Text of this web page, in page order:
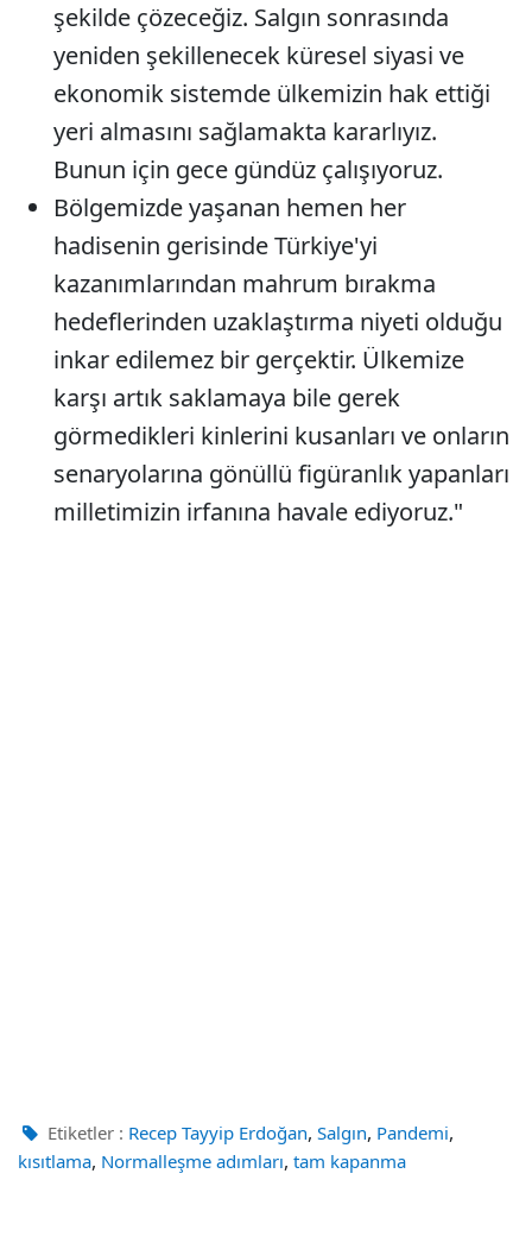
şekilde çözeceğiz. Salgın sonrasında
yeniden şekillenecek küresel siyasi ve
ekonomik sistemde ülkemizin hak ettiği
yeri almasını sağlamakta kararlıyız.
Bunun için gece gündüz çalışıyoruz.
Bölgemizde yaşanan hemen her
hadisenin gerisinde Türkiye'yi
kazanımlarından mahrum bırakma
hedeflerinden uzaklaştırma niyeti olduğu
inkar edilemez bir gerçektir. Ülkemize
karşı artık saklamaya bile gerek
görmedikleri kinlerini kusanları ve onların
senaryolarına gönüllü figüranlık yapanları
milletimizin irfanına havale ediyoruz."
Etiketler : Recep Tayyip Erdoğan, Salgın, Pandemi,
kısıtlama, Normalleşme adımları, tam kapanma